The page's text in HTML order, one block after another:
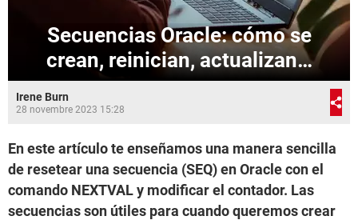
Secuencias Oracle: cómo se
crean, reinician, actualizan…
Irene Burn
28 novembre 2023 15:28
En este artículo te enseñamos una manera sencilla
de resetear una secuencia (SEQ) en Oracle con el
comando NEXTVAL y modificar el contador. Las
secuencias son útiles para cuando queremos crear